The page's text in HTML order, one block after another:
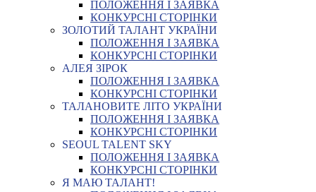
ПОЛОЖЕННЯ І ЗАЯВКА
КОНКУРСНІ СТОРІНКИ
ЗОЛОТИЙ ТАЛАНТ УКРАЇНИ
ПОЛОЖЕННЯ І ЗАЯВКА
КОНКУРСНІ СТОРІНКИ
АЛЕЯ ЗІРОК
ПОЛОЖЕННЯ І ЗАЯВКА
КОНКУРСНІ СТОРІНКИ
ТАЛАНОВИТЕ ЛІТО УКРАЇНИ
ПОЛОЖЕННЯ І ЗАЯВКА
КОНКУРСНІ СТОРІНКИ
SEOUL TALENT SKY
ПОЛОЖЕННЯ І ЗАЯВКА
КОНКУРСНІ СТОРІНКИ
Я МАЮ ТАЛАНТ!